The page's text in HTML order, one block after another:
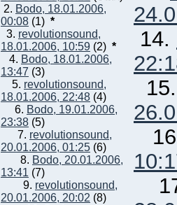
2. Bodo, 18.01.2006,
00:08 (1) *
3. revolutionsound,
18.01.2006, 10:59 (2) *
4. Bodo, 18.01.2006,
13:47 (3)
5. revolutionsound,
18.01.2006, 22:48 (4)
6. Bodo, 19.01.2006,
23:38 (5)
7. revolutionsound,
20.01.2006, 01:25 (6)
8. Bodo, 20.01.2006,
13:41 (7)
9. revolutionsound,
20.01.2006, 20:02 (8)
14.